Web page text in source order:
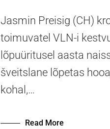
Jasmin Preisig (CH)
toimuvatel VLN-i
lõpuüritusel aasta
šveitslane lõpetas
kohal,…
Read More